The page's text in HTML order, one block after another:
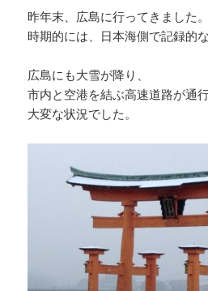
昨年末、広島に行ってきました。
時期的には、日本海側で記録的
広島にも大雪が降り、
市内と空港を結ぶ高速道路が通
大変な状況でした。